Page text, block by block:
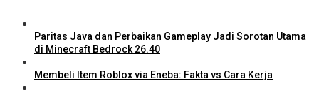
Paritas Java dan Perbaikan Gameplay Jadi Sorotan Utama
di Minecraft Bedrock 26.40
Membeli Item Roblox via Eneba: Fakta vs Cara Kerja